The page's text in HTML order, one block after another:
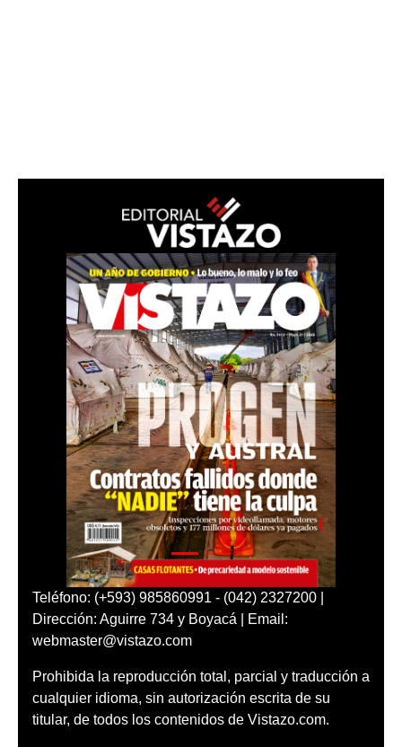
Teléfono: (+593) 985860991 - (042) 2327200 |
Dirección: Aguirre 734 y Boyacá | Email:
webmaster@vistazo.com
Prohibida la reproducción total, parcial y traducción a
cualquier idioma, sin autorización escrita de su
titular, de todos los contenidos de Vistazo.com.